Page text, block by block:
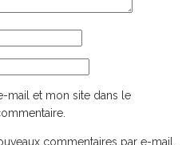
mail et mon site dans le
commentaires par e-mail.